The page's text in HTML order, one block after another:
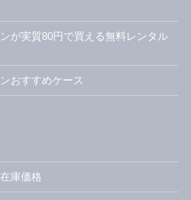
が実質80円で買える無料レンタル
おすすめケース
庫価格